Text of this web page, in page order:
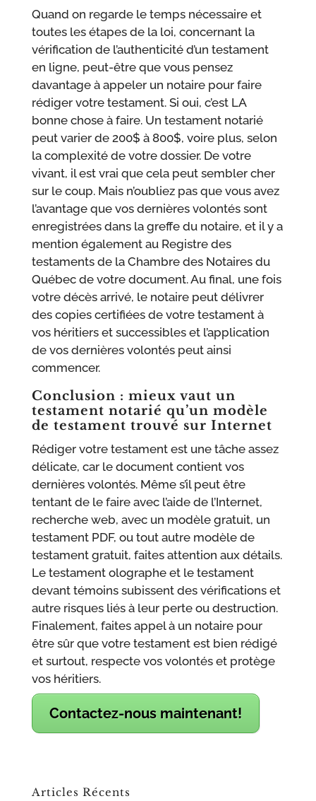
Quand on regarde le temps nécessaire et
toutes les étapes de la loi, concernant la
vérification de l’authenticité d’un testament
en ligne, peut-être que vous pensez
davantage à appeler un notaire pour faire
rédiger votre testament. Si oui, c’est LA
bonne chose à faire. Un testament notarié
peut varier de 200$ à 800$, voire plus, selon
la complexité de votre dossier. De votre
vivant, il est vrai que cela peut sembler cher
sur le coup. Mais n’oubliez pas que vous avez
l’avantage que vos dernières volontés sont
enregistrées dans la greffe du notaire, et il y a
mention également au Registre des
testaments de la Chambre des Notaires du
Québec de votre document. Au final, une fois
votre décès arrivé, le notaire peut délivrer
des copies certifiées de votre testament à
vos héritiers et successibles et l’application
de vos dernières volontés peut ainsi
commencer.
Conclusion : mieux vaut un
testament notarié qu’un modèle
de testament trouvé sur Internet
Rédiger votre testament est une tâche assez
délicate, car le document contient vos
dernières volontés. Même s’il peut être
tentant de le faire avec l’aide de l’Internet,
recherche web, avec un modèle gratuit, un
testament PDF, ou tout autre modèle de
testament gratuit, faites attention aux détails.
Le testament olographe et le testament
devant témoins subissent des vérifications et
autre risques liés à leur perte ou destruction.
Finalement, faites appel à un notaire pour
être sûr que votre testament est bien rédigé
et surtout, respecte vos volontés et protège
vos héritiers.
Contactez-nous maintenant!
Articles Récents